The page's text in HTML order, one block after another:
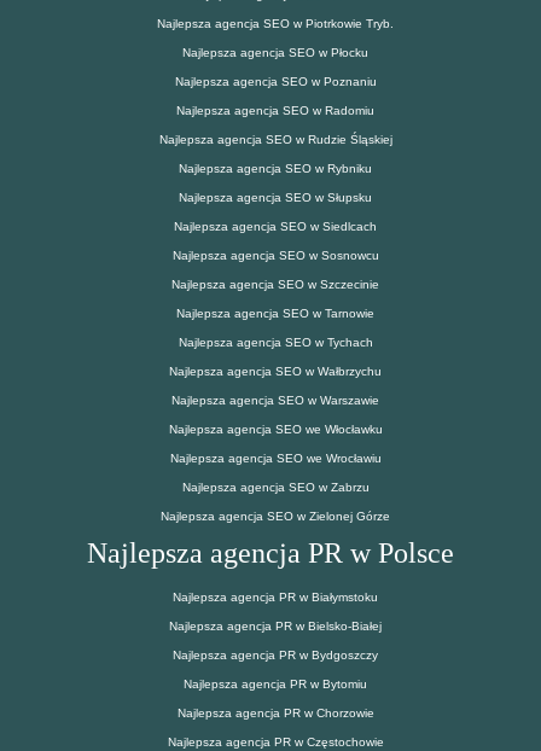
Najlepsza agencja SEO w Piotrkowie Tryb.
Najlepsza agencja SEO w Płocku
Najlepsza agencja SEO w Poznaniu
Najlepsza agencja SEO w Radomiu
Najlepsza agencja SEO w Rudzie Śląskiej
Najlepsza agencja SEO w Rybniku
Najlepsza agencja SEO w Słupsku
Najlepsza agencja SEO w Siedlcach
Najlepsza agencja SEO w Sosnowcu
Najlepsza agencja SEO w Szczecinie
Najlepsza agencja SEO w Tarnowie
Najlepsza agencja SEO w Tychach
Najlepsza agencja SEO w Wałbrzychu
Najlepsza agencja SEO w Warszawie
Najlepsza agencja SEO we Włocławku
Najlepsza agencja SEO we Wrocławiu
Najlepsza agencja SEO w Zabrzu
Najlepsza agencja SEO w Zielonej Górze
Najlepsza agencja PR w Polsce
Najlepsza agencja PR w Białymstoku
Najlepsza agencja PR w Bielsko-Białej
Najlepsza agencja PR w Bydgoszczy
Najlepsza agencja PR w Bytomiu
Najlepsza agencja PR w Chorzowie
Najlepsza agencja PR w Częstochowie